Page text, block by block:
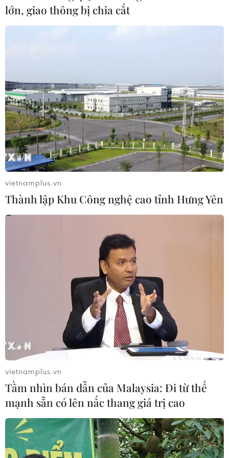
Dự án cao tốc Châu Đốc-Cần Thơ-
Sóc Trăng thiếu nguồn vật liệu thi
công
06/08/2026 02:33
CƠ QUAN CHỦ QUẢN: THÔNG TẤN XÃ VIỆT NAM
Tổng Biên tập: TRẦN TIẾN DUẨN
Phó Tổng Biên tập: NGUYỄN THỊ TÁM, KHÚC THANH
Sở hữu trí tuệ
Quy định sử dụng
RSS
Hỗ trợ
Ngôn ngữ
Dịch vụ tin
Quảng cáo
lớn, giao thông bị chia cắt
vietnamplus.vn
Thành lập Khu Công nghệ cao tỉnh Hưng Yên
vietnamplus.vn
Tầm nhìn bán dẫn của Malaysia: Đi từ thế
mạnh sẵn có lên nấc thang giá trị cao